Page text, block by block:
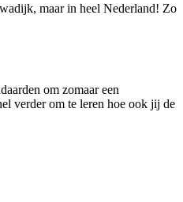
maar in heel Nederland! Zo
om zomaar een
verder om te leren hoe ook jij de